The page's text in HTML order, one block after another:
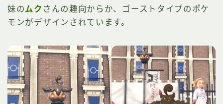
妹のムク さんの趣向からか、ゴーストタイプのポケ
モンがデザインされています。